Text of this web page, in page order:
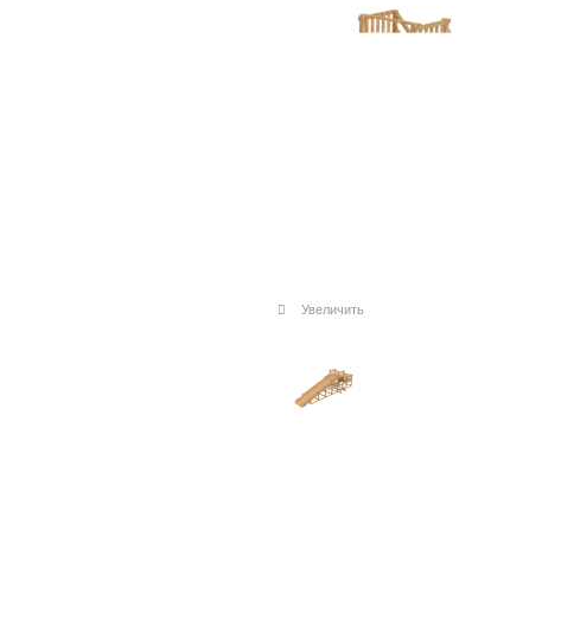
Увеличить